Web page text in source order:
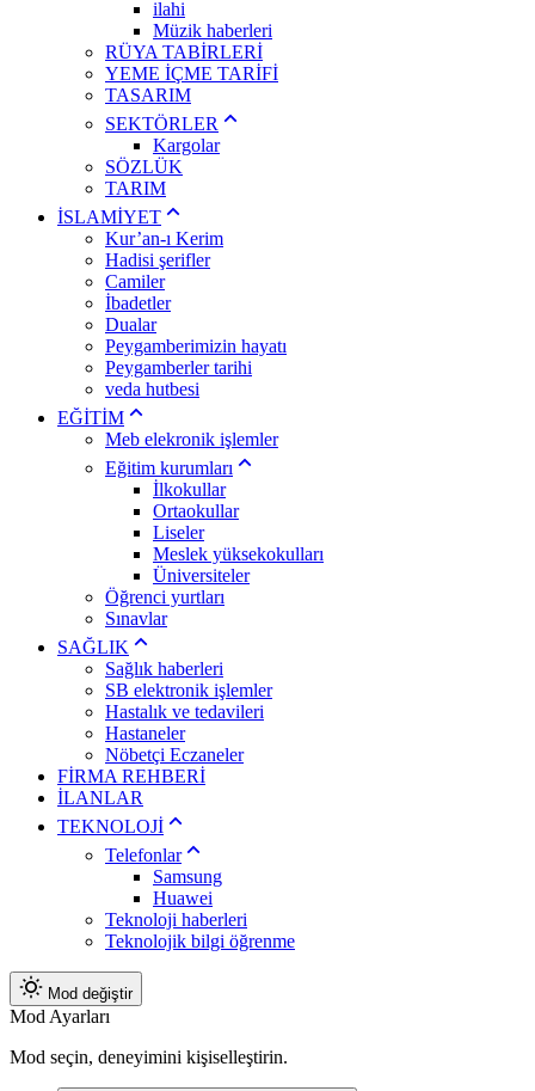
ilahi
Müzik haberleri
RÜYA TABİRLERİ
YEME İÇME TARİFİ
TASARIM
SEKTÖRLER
Kargolar
SÖZLÜK
TARIM
İSLAMİYET
Kur’an-ı Kerim
Hadisi şerifler
Camiler
İbadetler
Dualar
Peygamberimizin hayatı
Peygamberler tarihi
veda hutbesi
EĞİTİM
Meb elekronik işlemler
Eğitim kurumları
İlkokullar
Ortaokullar
Liseler
Meslek yüksekokulları
Üniversiteler
Öğrenci yurtları
Sınavlar
SAĞLIK
Sağlık haberleri
SB elektronik işlemler
Hastalık ve tedavileri
Hastaneler
Nöbetçi Eczaneler
FİRMA REHBERİ
İLANLAR
TEKNOLOJİ
Telefonlar
Samsung
Huawei
Teknoloji haberleri
Teknolojik bilgi öğrenme
Mod değiştir
Mod Ayarları
Mod seçin, deneyimini kişiselleştirin.